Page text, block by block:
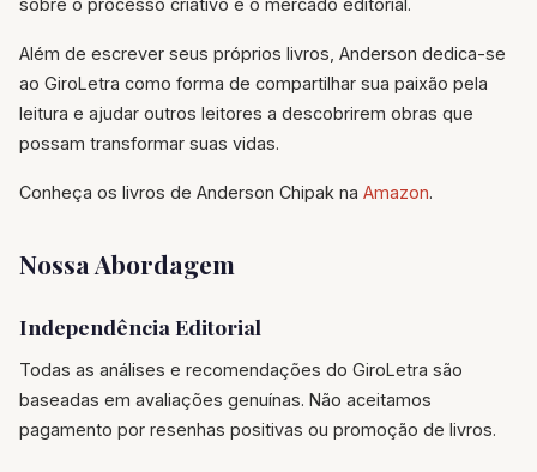
sobre o processo criativo e o mercado editorial.
Além de escrever seus próprios livros, Anderson dedica-se
ao GiroLetra como forma de compartilhar sua paixão pela
leitura e ajudar outros leitores a descobrirem obras que
possam transformar suas vidas.
Conheça os livros de Anderson Chipak na Amazon.
Nossa Abordagem
Independência Editorial
Todas as análises e recomendações do GiroLetra são
baseadas em avaliações genuínas. Não aceitamos
pagamento por resenhas positivas ou promoção de livros.